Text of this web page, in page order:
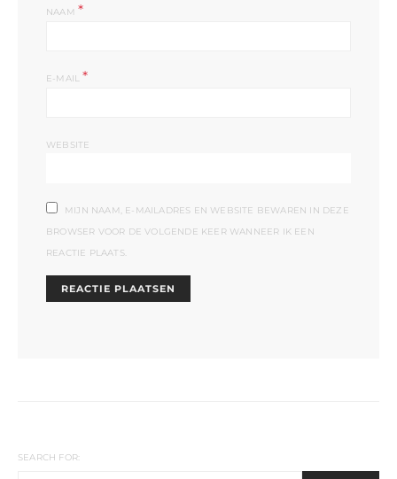
NAAM *
E-MAIL*
WEBSITE
MIJN NAAM, E-MAILADRES EN WEBSITE BEWAREN IN DEZE
BROWSER VOOR DE VOLGENDE KEER WANNEER IK EEN
REACTIE PLAATS.
SEARCH FOR: